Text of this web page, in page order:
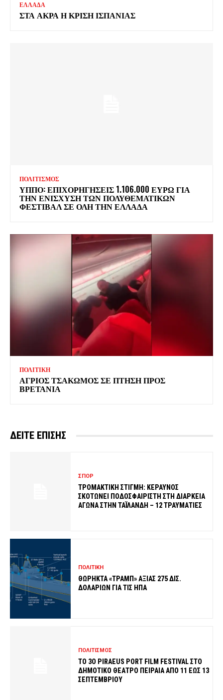
ΕΛΛΑΔΑ
ΣΤΑ ΑΚΡΑ Η ΚΡΙΣΗ ΙΣΠΑΝΙΑΣ
ΠΟΛΙΤΙΣΜΟΣ
ΥΠΠΟ: ΕΠΙΧΟΡΗΓΗΣΕΙΣ 1.106.000 ΕΥΡΩ ΓΙΑ
ΤΗΝ ΕΝΙΣΧΥΣΗ ΤΩΝ ΠΟΛΥΘΕΜΑΤΙΚΩΝ
ΦΕΣΤΙΒΑΛ ΣΕ ΟΛΗ ΤΗΝ ΕΛΛΑΔΑ
ΠΟΛΙΤΙΚΗ
ΑΓΡΙΟΣ ΤΣΑΚΩΜΟΣ ΣΕ ΠΤΗΣΗ ΠΡΟΣ
ΒΡΕΤΑΝΙΑ
ΔΕΙΤΕ ΕΠΙΣΗΣ
ΣΠΟΡ
ΤΡΟΜΑΚΤΙΚΗ ΣΤΙΓΜΗ: ΚΕΡΑΥΝΟΣ
ΣΚΟΤΩΝΕΙ ΠΟΔΟΣΦΑΙΡΙΣΤΗ ΣΤΗ ΔΙΑΡΚΕΙΑ
ΑΓΩΝΑ ΣΤΗΝ ΤΑΪΛΑΝΔΗ – 12 ΤΡΑΥΜΑΤΙΕΣ
ΠΟΛΙΤΙΚΗ
ΘΩΡΗΚΤΑ «ΤΡΑΜΠ» ΑΞΙΑΣ 275 ΔΙΣ.
ΔΟΛΑΡΙΩΝ ΓΙΑ ΤΙΣ ΗΠΑ
ΠΟΛΙΤΙΣΜΟΣ
ΤΟ 3O PIRAEUS PORT FILM FESTIVAL ΣΤΟ
ΔΗΜΟΤΙΚΟ ΘΕΑΤΡΟ ΠΕΙΡΑΙΑ ΑΠΟ 11 ΕΩΣ 13
ΣΕΠΤΕΜΒΡΙΟΥ